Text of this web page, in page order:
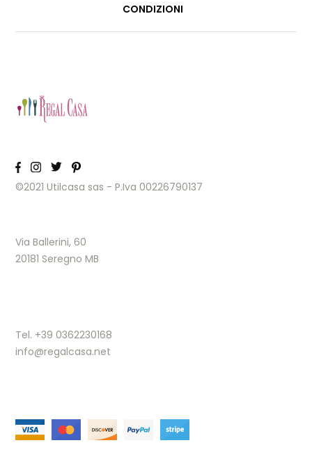
CONDIZIONI
©2021 Utilcasa sas - P.Iva 00226790137
Via Ballerini, 60
20181 Seregno MB
Tel. +39 0362230168
info@regalcasa.net